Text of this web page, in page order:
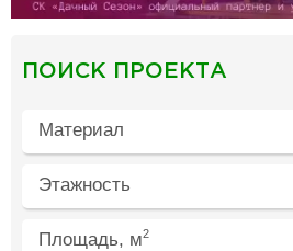
ПОИСК ПРОЕКТА
Материал
Этажность
Площадь, м2